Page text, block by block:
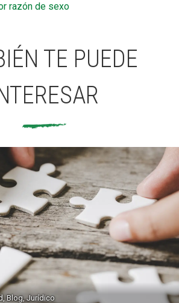
razón de sexo
TE PUEDE
Blog, Jurídico